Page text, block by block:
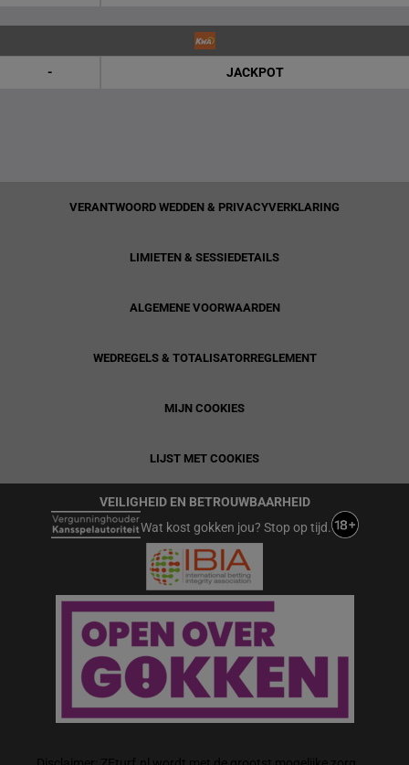
- JACKPOT
VERANTWOORD WEDDEN & PRIVACYVERKLARING
LIMIETEN & SESSIEDETAILS
ALGEMENE VOORWAARDEN
WEDREGELS & TOTALISATORREGLEMENT
MIJN COOKIES
LIJST MET COOKIES
VEILIGHEID EN BETROUWBAARHEID
Wat kost gokken jou? Stop op tijd.